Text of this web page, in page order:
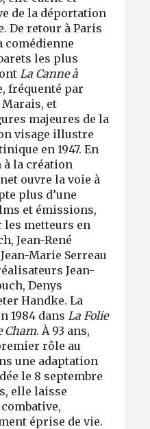
de la déportation
De retour à Paris
comédienne
les plus
La Canne à
fréquenté par
Marais, et
majeures de la
visage illustre
en 1947. En
à la création
ouvre la voie à
plus d’une
et émissions,
les metteurs en
Jean-René
Marie Serreau
Jean-
Denys
Handke. La
1984 dans La Folie
Cham. À 93 ans,
rôle au
une adaptation
le 8 septembre
elle laisse
éprise de vie.